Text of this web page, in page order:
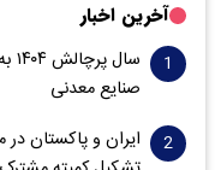
آخرین اخبار
صنایع معدنی
ایران و پاکستان